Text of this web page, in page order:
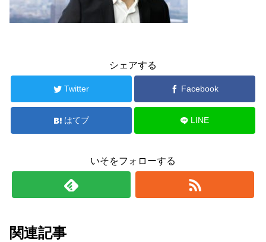
シェアする
Twitter Facebook
はてブ LINE
いそをフォローする
関連記事